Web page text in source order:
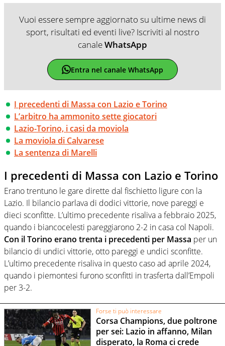
Vuoi essere sempre aggiornato su ultime news di
sport, risultati ed eventi live? Iscriviti al nostro
canaleWhatsApp
Entra nel canale WhatsApp
I precedenti di Massa con Lazio e Torino
L’arbitro ha ammonito sette giocatori
Lazio-Torino, i casi da moviola
La moviola di Calvarese
La sentenza di Marelli
I precedenti di Massa con Lazio e Torino
Erano trentuno le gare dirette dal fischietto ligure con la
Lazio. Il bilancio parlava di dodici vittorie, nove pareggi e
dieci sconfitte. L’ultimo precedente risaliva a febbraio 2025,
quando i biancocelesti pareggiarono 2-2 in casa col Napoli.
Con il Torino erano trenta i precedenti per Massa per un
bilancio di undici vittorie, otto pareggi e undici sconfitte.
L’ultimo precedente risaliva in questo caso ad aprile 2024,
quando i piemontesi furono sconfitti in trasferta dall’Empoli
per 3-2.
Forse ti può interessare
Corsa Champions, due poltrone
per sei: Lazio in affanno, Milan
disperato, la Roma ci crede